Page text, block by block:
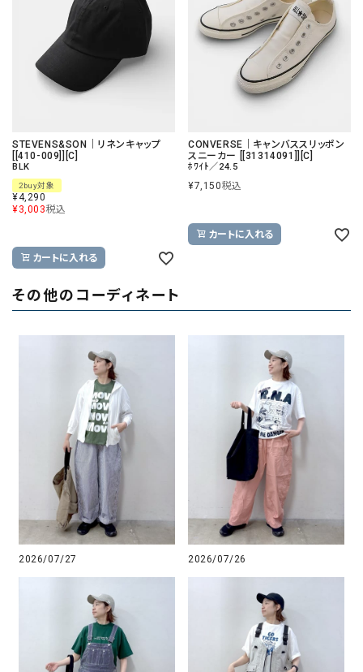
STEVENS&SON｜リネンキャップ
[[410-009]][C]
BLK
2buy対象
¥4,290
¥3,003税込
カートに入れる
CONVERSE｜キャンバススリッポン
スニーカー [[31314091]][C]
ﾎﾜｲﾄ／24.5
¥7,150税込
カートに入れる
その他のコーディネート
2026/07/27 2026/07/26